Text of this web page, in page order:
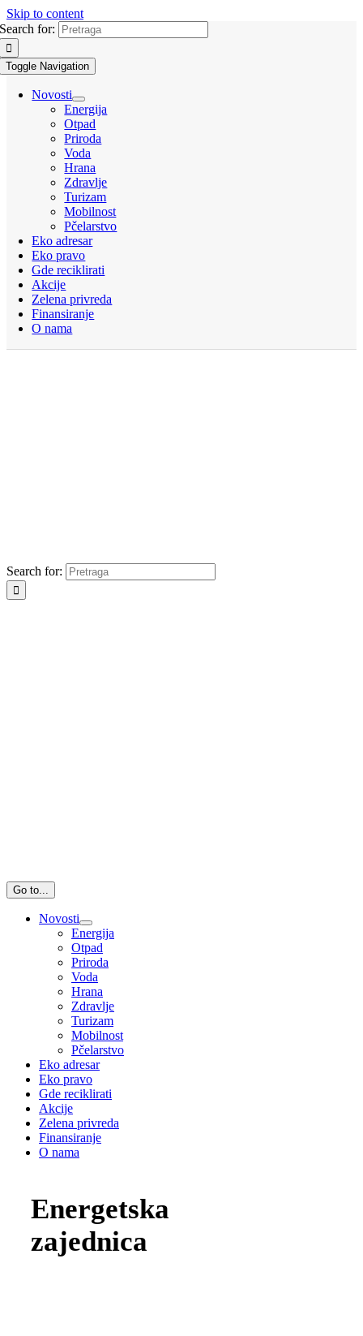
Skip to content
Search for:
Toggle Navigation
Novosti
Energija
Otpad
Priroda
Voda
Hrana
Zdravlje
Turizam
Mobilnost
Pčelarstvo
Eko adresar
Eko pravo
Gde reciklirati
Akcije
Zelena privreda
Finansiranje
O nama
Search for:
Go to...
Novosti
Energija
Otpad
Priroda
Voda
Hrana
Zdravlje
Turizam
Mobilnost
Pčelarstvo
Eko adresar
Eko pravo
Gde reciklirati
Akcije
Zelena privreda
Finansiranje
O nama
Energetska
zajednica